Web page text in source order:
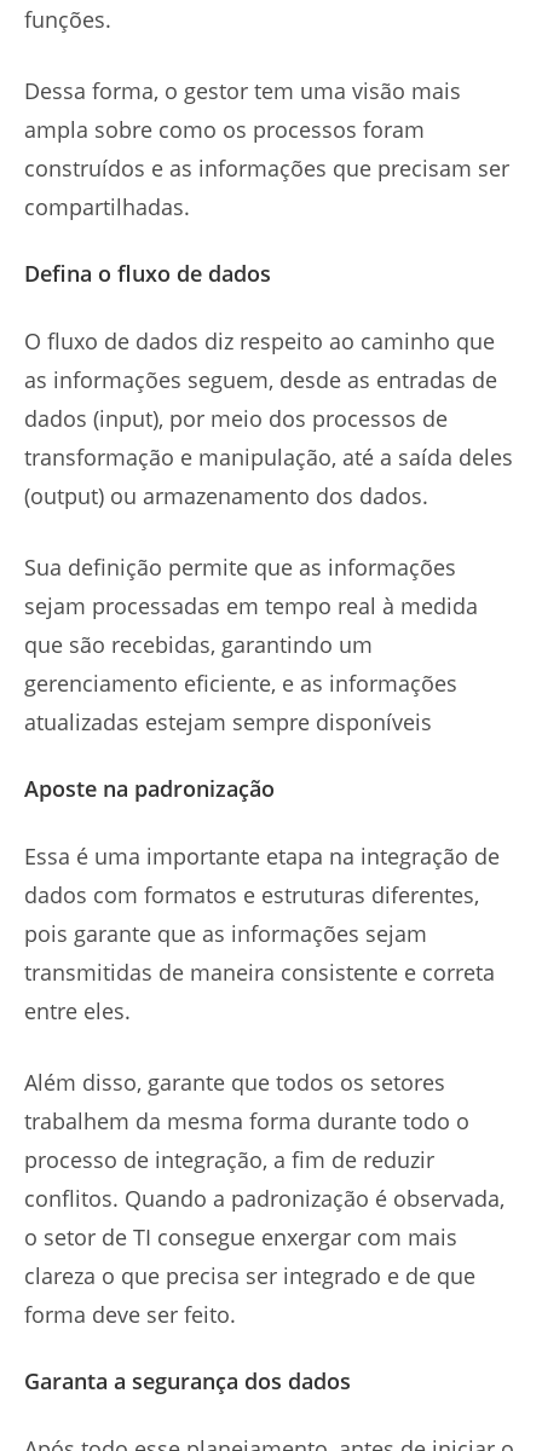
funções.
Dessa forma, o gestor tem uma visão mais
ampla sobre como os processos foram
construídos e as informações que precisam ser
compartilhadas.
Defina o fluxo de dados
O fluxo de dados diz respeito ao caminho que
as informações seguem, desde as entradas de
dados (input), por meio dos processos de
transformação e manipulação, até a saída deles
(output) ou armazenamento dos dados.
Sua definição permite que as informações
sejam processadas em tempo real à medida
que são recebidas, garantindo um
gerenciamento eficiente, e as informações
atualizadas estejam sempre disponíveis
Aposte na padronização
Essa é uma importante etapa na integração de
dados com formatos e estruturas diferentes,
pois garante que as informações sejam
transmitidas de maneira consistente e correta
entre eles.
Além disso, garante que todos os setores
trabalhem da mesma forma durante todo o
processo de integração, a fim de reduzir
conflitos. Quando a padronização é observada,
o setor de TI consegue enxergar com mais
clareza o que precisa ser integrado e de que
forma deve ser feito.
Garanta a segurança dos dados